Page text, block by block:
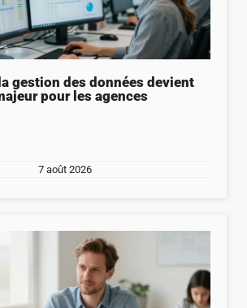
gestion des données devient
pour les agences
7 août 2026